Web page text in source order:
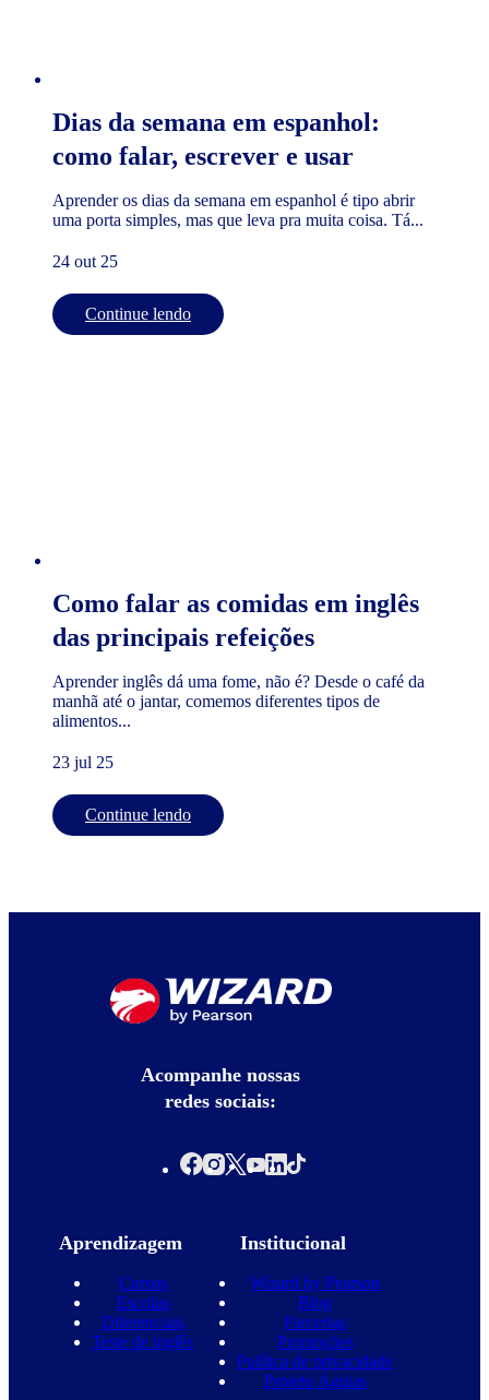
Dias da semana em espanhol:
como falar, escrever e usar
Aprender os dias da semana em espanhol é tipo abrir
uma porta simples, mas que leva pra muita coisa. Tá...
24 out 25
Continue lendo
Como falar as comidas em inglês
das principais refeições
Aprender inglês dá uma fome, não é? Desde o café da
manhã até o jantar, comemos diferentes tipos de
alimentos...
23 jul 25
Continue lendo
Acompanhe nossas
redes sociais:
Aprendizagem
Cursos
Escolas
Diferenciais
Teste de inglês
Institucional
Wizard by Pearson
Blog
Parcerias
Promoções
Política de privacidade
Projeto Águias